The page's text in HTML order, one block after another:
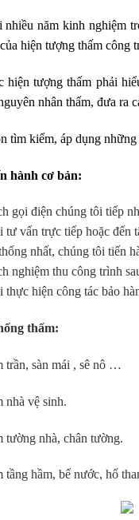
năm kinh nghiệm
hiện tượng thấm công
hiện tượng thấm phải
nhân thấm, đưa ra
tìm kiếm, áp dụng
hành cơ bản:
gọi điện chúng tôi tiếp
vấn trực tiếp hoặc đến
nhất, chúng tôi tiến
nghiệm thu công trình
hiện công tác bảo
thấm:
trần, sàn mái , sê nô …
nhà vệ sinh.
tường nhà, chân tường.
tầng hầm, bể nước, hố